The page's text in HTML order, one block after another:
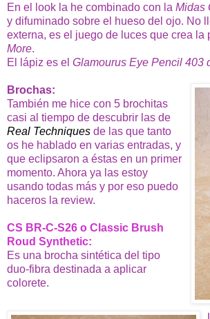
En el look la he combinado con la Midas
y difuminado sobre el hueso del ojo. No
externa, es el juego de luces que crea la
More.
El lápiz es el Glamourus Eye Pencil 403
Brochas:
También me hice con 5 brochitas
casi al tiempo de descubrir las de
Real Techniques de las que tanto
os he hablado en varias entradas, y
que eclipsaron a éstas en un primer
momento. Ahora ya las estoy
usando todas más y por eso puedo
haceros la review.
CS BR-C-S26 o Classic Brush
Roud Synthetic:
Es una brocha sintética del tipo
duo-fibra destinada a aplicar
colorete.